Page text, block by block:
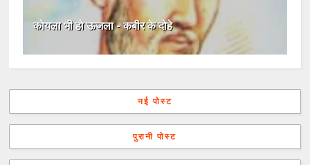
कोयला भी हो ऊजला - कबीर के दोहे
नई पोस्ट
पुरानी पोस्ट